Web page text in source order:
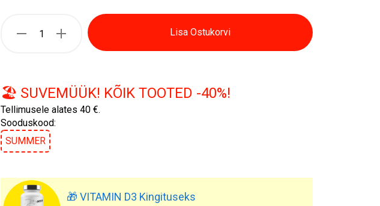
Lisa Ostukorvi
🏖️ SUVEMÜÜK! KÕIK TOOTED -40%!
Tellimusele alates 40 €.
Sooduskood:
SUMMER
🎁 VITAMIN D3 Kingituseks